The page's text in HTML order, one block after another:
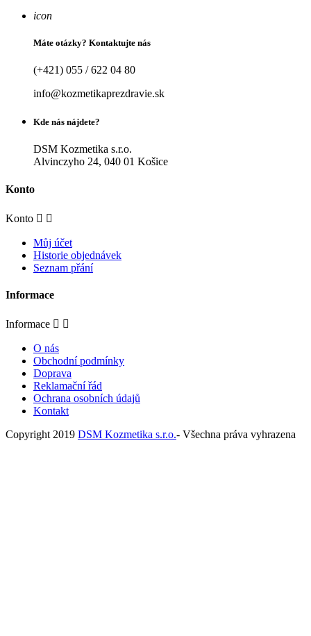
icon
Máte otázky? Kontaktujte nás
(+421) 055 / 622 04 80
info@kozmetikaprezdravie.sk
Kde nás nájdete?
DSM Kozmetika s.r.o.
Alvinczyho 24, 040 01 Košice
Konto
Konto  
Můj účet
Historie objednávek
Seznam přání
Informace
Informace  
O nás
Obchodní podmínky
Doprava
Reklamační řád
Ochrana osobních údajů
Kontakt
Copyright 2019 DSM Kozmetika s.r.o.- Všechna práva vyhrazena